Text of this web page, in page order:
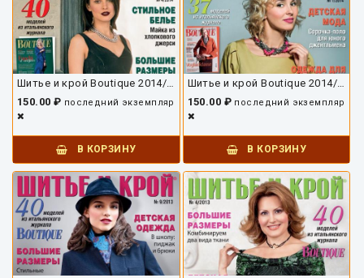
Шитье и крой Boutique 2014/04
150.00 ₽ последний экземпляр
В КОРЗИНУ
Шитье и крой Boutique 2014/01
150.00 ₽ последний экземпляр
В КОРЗИНУ